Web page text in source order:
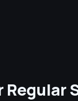
Regular